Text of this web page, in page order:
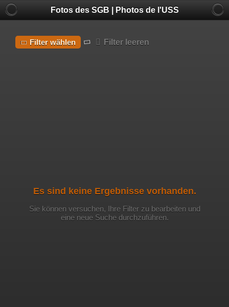
Fotos des SGB | Photos de l'USS
Filter wählen Filter leeren
Es sind keine Ergebnisse vorhanden.
Sie können versuchen, Ihre Filter zu bearbeiten und
eine neue Suche durchzuführen.